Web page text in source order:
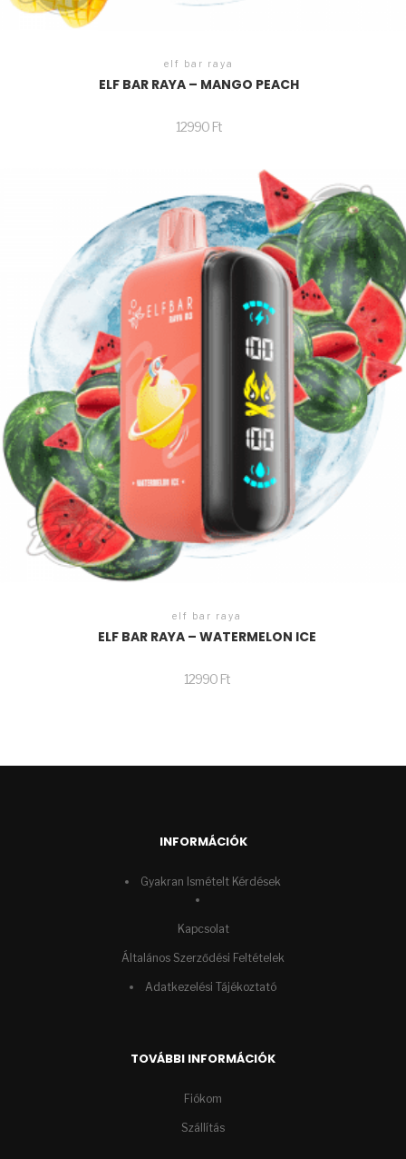
elf bar raya
ELF BAR RAYA – MANGO PEACH
12990 Ft
elf bar raya
ELF BAR RAYA – WATERMELON ICE
12990 Ft
INFORMÁCIÓK
Gyakran Ismételt Kérdések
Kapcsolat
Általános Szerződési Feltételek
Adatkezelési Tájékoztató
TOVÁBBI INFORMÁCIÓK
Fiókom
Szállítás